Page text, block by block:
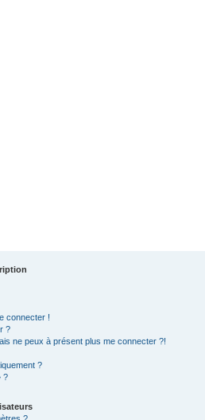
connecter !
?
ne peux à présent plus me connecter ?!
?
?